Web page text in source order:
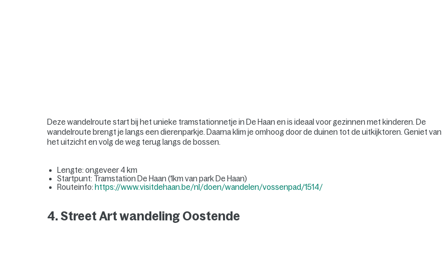
Deze wandelroute start bij het unieke tramstationnetje in De Haan en is ideaal voor gezinnen met kinderen. De
wandelroute brengt je langs een dierenparkje. Daarna klim je omhoog door de duinen tot de uitkijktoren. Geniet van
het uitzicht en volg de weg terug langs de bossen.
Lengte: ongeveer 4 km
Startpunt: Tramstation De Haan (1km van park De Haan)
Routeinfo: https://www.visitdehaan.be/nl/doen/wandelen/vossenpad/1514/
4. Street Art wandeling Oostende